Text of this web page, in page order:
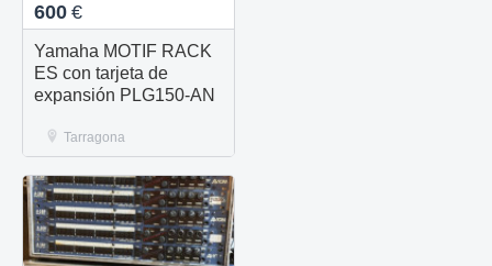
600 €
Yamaha MOTIF RACK
ES con tarjeta de
expansión PLG150-AN
Tarragona